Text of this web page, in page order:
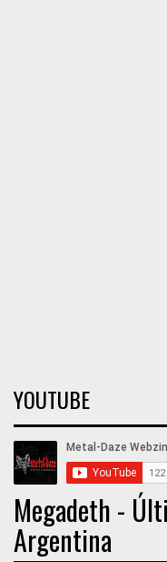
YOUTUBE
Megadeth -
Argentina